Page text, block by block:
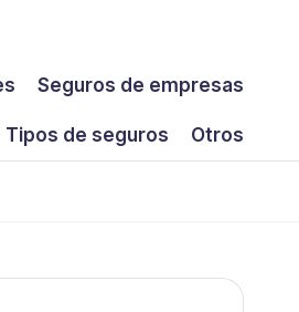
Seguros de empresas
Tipos de seguros Otros